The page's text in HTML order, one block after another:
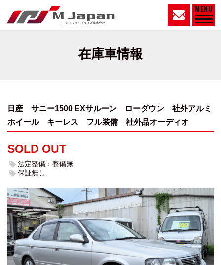
MENU
在庫車情報
日産 サニー1500 EXサルーン ローダウン 社外アルミ
ホイール キーレス フル装備 社外品オーディオ
SOLD OUT
法定整備：整備無
保証無し